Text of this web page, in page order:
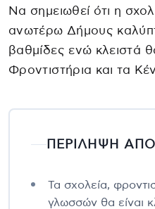
Να σημειωθεί ότι η
ανωτέρω Δήμους
βαθμίδες ενώ κλειστά
Φροντιστήρια και τα
ΠΕΡΙΛΗΨΗ ΑΠΟ
Τα σχολεία,
γλωσσών θα είναι